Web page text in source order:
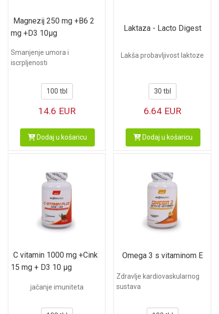
Magnezij 250 mg +B6 2
mg +D3 10µg
Smanjenje umora i
iscrpljenosti
100 tbl
14.6 EUR
Dodaj u košaricu
Laktaza - Lacto Digest
Lakša probavljivost laktoze
30 tbl
6.64EUR
Dodaj u košaricu
C vitamin 1000 mg +Cink
15 mg + D3 10 µg
jačanje imuniteta
Omega 3 s vitaminom E
Zdravlje kardiovaskularnog
sustava